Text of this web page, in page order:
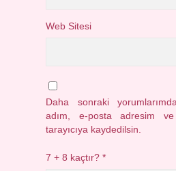
Web Sitesi
Daha sonraki
adım, e-posta adresim
tarayıcıya kaydedilsin.
7 + 8 kaçtır?*